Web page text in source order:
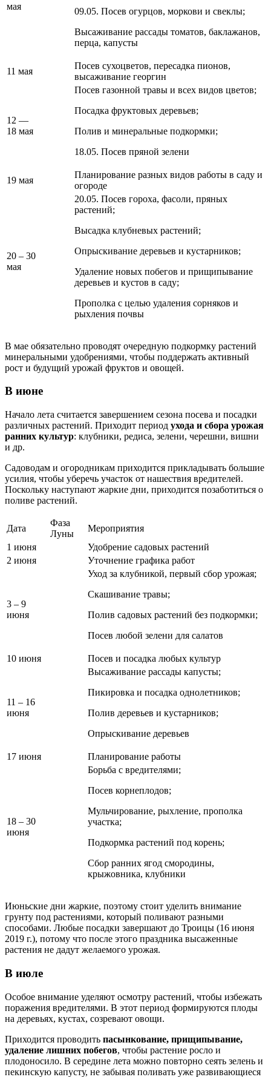
мая
09.05. Посев огурцов, моркови и свеклы;
Высаживание рассады томатов, баклажанов,
перца, капусты
11 мая
Посев сухоцветов, пересадка пионов,
высаживание георгин
12 —
18 мая
Посев газонной травы и всех видов цветов;
Посадка фруктовых деревьев;
Полив и минеральные подкормки;
18.05. Посев пряной зелени
19 мая
Планирование разных видов работы в саду и
огороде
20 – 30
мая
20.05. Посев гороха, фасоли, пряных
растений;
Высадка клубневых растений;
Опрыскивание деревьев и кустарников;
Удаление новых побегов и прищипывание
деревьев и кустов в саду;
Прополка с целью удаления сорняков и
рыхления почвы
В мае обязательно проводят очередную подкормку растений
минеральными удобрениями, чтобы поддержать активный
рост и будущий урожай фруктов и овощей.
В июне
Начало лета считается завершением сезона посева и посадки
различных растений. Приходит период ухода и сбора урожая
ранних культур: клубники, редиса, зелени, черешни, вишни
и др.
Садоводам и огородникам приходится прикладывать большие
усилия, чтобы уберечь участок от нашествия вредителей.
Поскольку наступают жаркие дни, приходится позаботиться о
поливе растений.
Дата
Фаза
Луны
Мероприятия
1 июня
Удобрение садовых растений
2 июня
Уточнение графика работ
3 – 9
июня
Уход за клубникой, первый сбор урожая;
Скашивание травы;
Полив садовых растений без подкормки;
Посев любой зелени для салатов
10 июня Посев и посадка любых культур
11 – 16
июня
Высаживание рассады капусты;
Пикировка и посадка однолетников;
Полив деревьев и кустарников;
Опрыскивание деревьев
17 июня Планирование работы
18 – 30
июня
Борьба с вредителями;
Посев корнеплодов;
Мульчирование, рыхление, прополка
участка;
Подкормка растений под корень;
Сбор ранних ягод смородины,
крыжовника, клубники
Июньские дни жаркие, поэтому стоит уделить внимание
грунту под растениями, который поливают разными
способами. Любые посадки завершают до Троицы (16 июня
2019 г.), потому что после этого праздника высаженные
растения не дадут желаемого урожая.
В июле
Особое внимание уделяют осмотру растений, чтобы избежать
поражения вредителями. В этот период формируются плоды
на деревьях, кустах, созревают овощи.
Приходится проводить пасынкование, прищипывание,
удаление лишних побегов, чтобы растение росло и
плодоносило. В середине лета можно повторно сеять зелень и
пекинскую капусту, не забывая поливать уже развивающиеся